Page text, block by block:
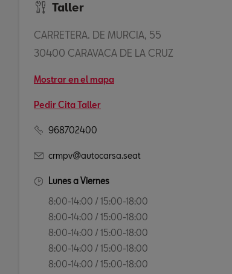
Taller
CARRETERA. DE MURCIA, 55
30400 CARAVACA DE LA CRUZ
Mostrar en el mapa
Pedir Cita Taller
968702400
crmpv@autocarsa.seat
Lunes a Viernes
8:00-14:00 / 15:00-18:00
8:00-14:00 / 15:00-18:00
8:00-14:00 / 15:00-18:00
8:00-14:00 / 15:00-18:00
8:00-14:00 / 15:00-18:00